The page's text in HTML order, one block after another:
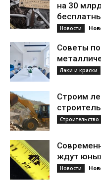
на 30
Новости
Советы
Лаки и краски
Строим
Строительство
ждут
Новости